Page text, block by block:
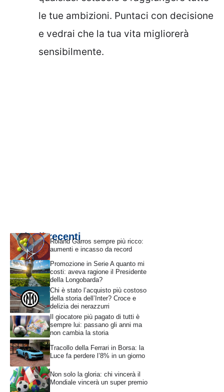
le tue ambizioni. Puntaci con decisione
e vedrai che la tua vita migliorerà
sensibilmente.
Articoli recentiRoland Garros sempre più ricco:
aumenti e incasso da record
Promozione in Serie A quanto mi
costi: aveva ragione il Presidente
della Longobarda?
Chi è stato l’acquisto più costoso
della storia dell’Inter? Croce e
delizia dei nerazzurri
Il giocatore più pagato di tutti è
sempre lui: passano gli anni ma
non cambia la storia
Tracollo della Ferrari in Borsa: la
Luce fa perdere l’8% in un giorno
Non solo la gloria: chi vincerà il
Mondiale vincerà un super premio